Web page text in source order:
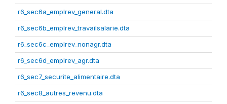
r6_sec6a_emplrev_general.dta
r6_sec6b_emplrev_travailsalarie.dta
r6_sec6c_emplrev_nonagr.dta
r6_sec6d_emplrev_agr.dta
r6_sec7_securite_alimentaire.dta
r6_sec8_autres_revenu.dta